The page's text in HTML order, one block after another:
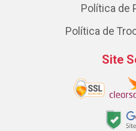
Política de
Política de
Site